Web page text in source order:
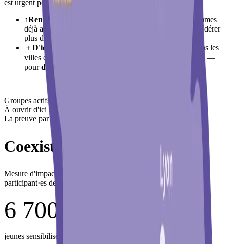
est urgent pour nous de passer à l'échelle supérieure.
↑Renforcer notre présence
dans les villes où nous sommes
déjà actifs : plus d'actions, mieux nous faire connaître, fédérer
plus de jeunes.
＋D'ici 2027, ouvrir de nouveaux groupes locaux
dans les
villes étudiantes et à forts enjeux sociaux et interculturels —
pourdoubler notre impact
Groupes actifs
À ouvrir d'ici 2027
La preuve par les chiffres
Coexister… ça fonctionne !
Mesure d'impact réalisée par l'agence Phare auprès des jeunes
participant·es de notre association.
6 700
jeunes sensibilisé·es dans 15 villes cette année.